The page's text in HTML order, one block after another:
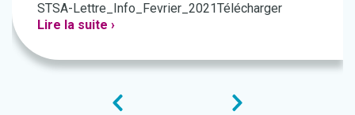
STSA-Lettre_Info_Fevrier_2021Télécharger
Lire la suite ›